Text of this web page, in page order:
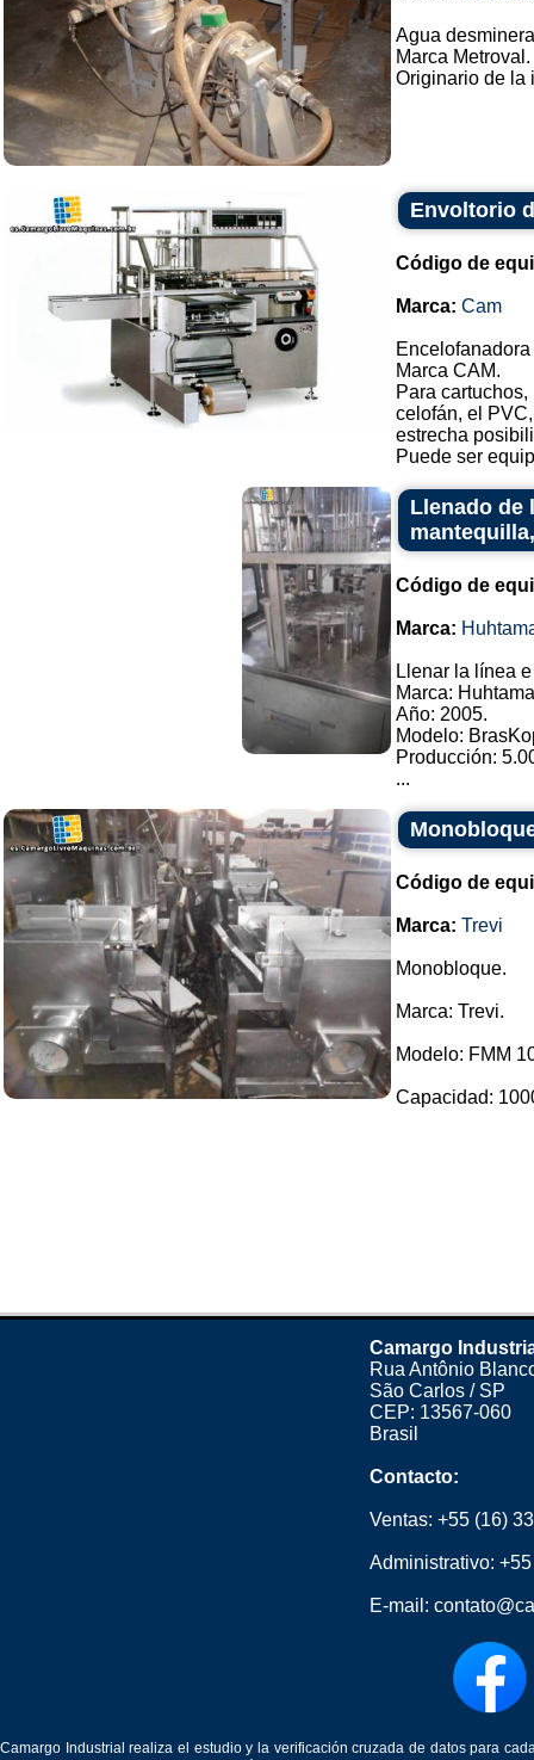
Agua
Marca Metroval.
Originario de la
Envoltorio
Código de
Marca: Cam
Marca CAM.
Para
celofán, el
estrecha
Puede ser
Llenado de
Código de
Marca:
Llenar la línea
Marca:
Año: 2005.
Modelo:
Producción:
...
Código de
Marca: Trevi
Monobloque.
Marca: Trevi.
Modelo: FMM
Capacidad:
Camargo
Rua Antônio
São Carlos / SP
CEP: 13567-060
Brasil
Contacto:
Ventas: +55 (16)
Administrativo:
E-mail:
Camargo Industrial realiza el estudio y la verificación cruzada de datos para